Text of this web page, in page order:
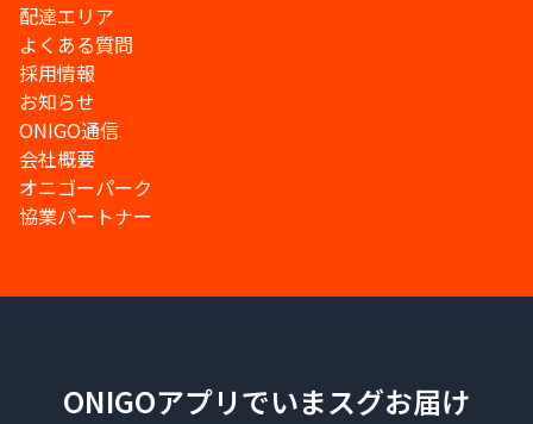
配達エリア
よくある質問
採用情報
お知らせ
ONIGO通信
会社概要
オニゴーパーク
協業パートナー
ONIGOアプリでいまスグお届け